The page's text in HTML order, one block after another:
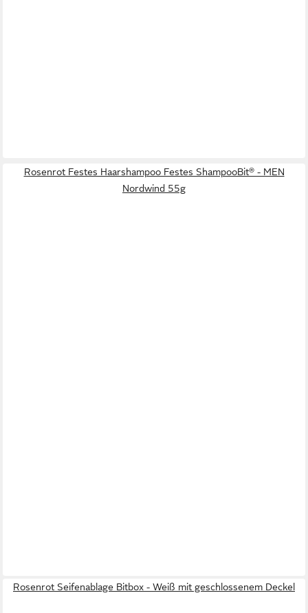
Rosenrot Festes Haarshampoo Festes ShampooBit® - MEN
Nordwind 55g
Rosenrot Seifenablage Bitbox - Weiß mit geschlossenem Deckel